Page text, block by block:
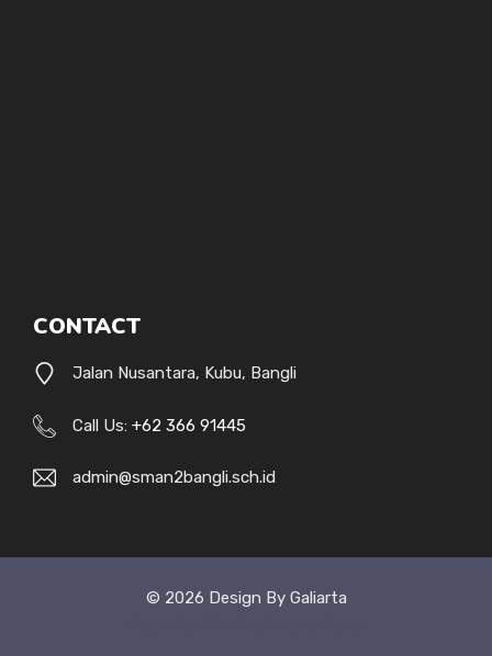
CONTACT
Jalan Nusantara, Kubu, Bangli
Call Us: +62 366 91445
admin@sman2bangli.sch.id
© 2026 Design By Galiarta